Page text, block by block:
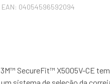
EAN: 04054596592094
SecureFit™ X5005V-CE